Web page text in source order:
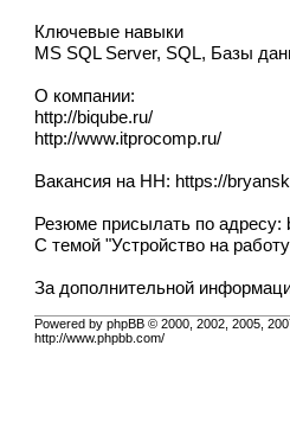
Ключевые навыки
MS SQL Server, SQL, Базы
О компании:
http://biqube.ru/
http://www.itprocomp.ru/
Вакансия на HH: https://
Резюме присылать по адресу:
С темой "Устройство на
За дополнительной
Powered by phpBB © 2000, 2002, 2005,
http://www.phpbb.com/